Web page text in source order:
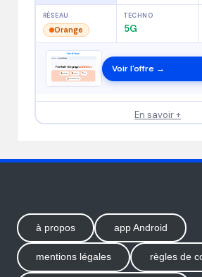
RÉSEAU
Orange
TECHNO
5G
Voir l'offre →
En savoir +
à propos app Android
mentions légales règles de